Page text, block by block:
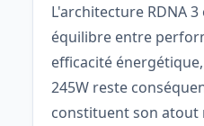
L'architecture RDNA
équilibre entre
efficacité
245W reste
constituent son atout